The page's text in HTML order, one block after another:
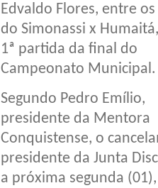
Edvaldo Flores, entre
do Simonassi x
1ª partida da final do
Campeonato Municipal.
Segundo Pedro Emílio,
presidente da Mentora
Conquistense, o
presidente da Junta
a próxima segunda